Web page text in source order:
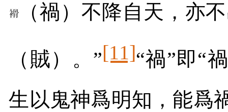
（禍）不降自天，亦
（賊）。”[11]“禍”即“
生以鬼神爲明知，能爲